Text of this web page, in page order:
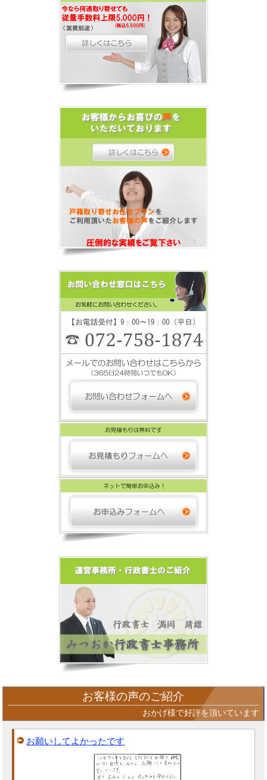
お客様の声のご紹介
おかげ様で好評を頂いています
お願いしてよかったです